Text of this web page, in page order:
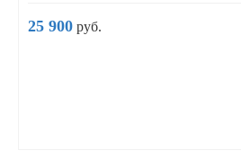
25 900 руб.